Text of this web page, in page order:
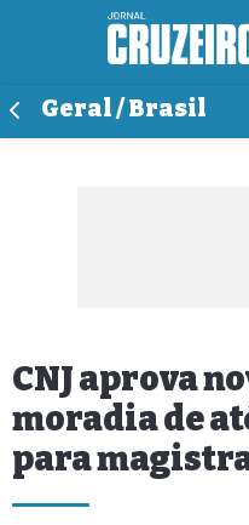
Geral / Brasil
CNJ aprova
moradia de
para